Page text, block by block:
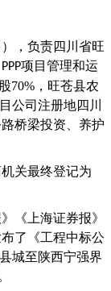
，负责四川省旺
PPP项目管理和运
70% ，旺苍县农
公司注册地四川
桥梁投资、养护
关最终登记为
《上海证券报》
了《工程中标公
城至陕西宁强界